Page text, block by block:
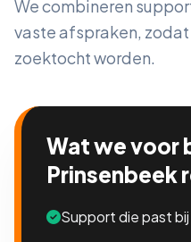
We combineren
vaste afspraken,
zoektocht worden.
Wat we voor
Prinsenbeek
Support die past